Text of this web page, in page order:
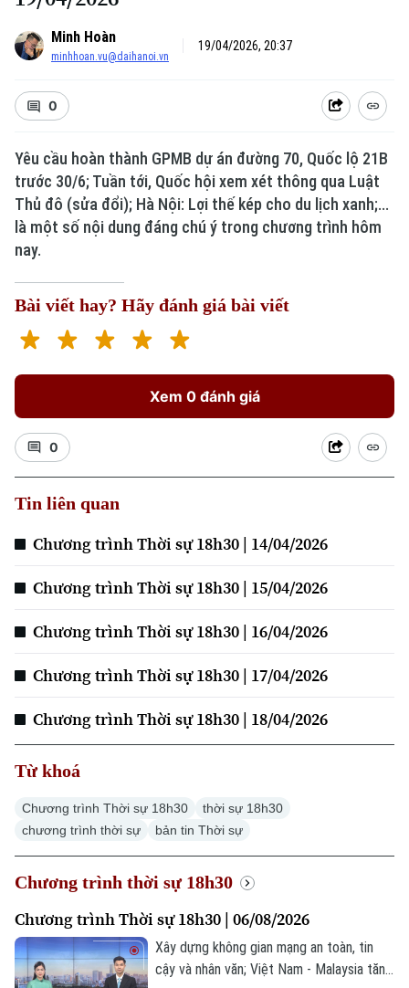
Minh Hoàn
minhhoan.vu@daihanoi.vn
19/04/2026, 20:37
0
Yêu cầu hoàn thành GPMB dự án đường 70, Quốc lộ 21B
trước 30/6; Tuần tới, Quốc hội xem xét thông qua Luật
Thủ đô (sửa đổi); Hà Nội: Lợi thế kép cho du lịch xanh;...
là một số nội dung đáng chú ý trong chương trình hôm
nay.
Bài viết hay? Hãy đánh giá bài viết
Xem 0 đánh giá
0
Tin liên quan
Chương trình Thời sự 18h30 | 14/04/2026
Chương trình Thời sự 18h30 | 15/04/2026
Chương trình Thời sự 18h30 | 16/04/2026
Chương trình Thời sự 18h30 | 17/04/2026
Chương trình Thời sự 18h30 | 18/04/2026
Từ khoá
Chương trình Thời sự 18h30
thời sự 18h30
chương trình thời sự
bản tin Thời sự
Chương trình thời sự 18h30
Chương trình Thời sự 18h30 | 06/08/2026
Xây dựng không gian mạng an toàn, tin
cậy và nhân văn; Việt Nam - Malaysia tăng